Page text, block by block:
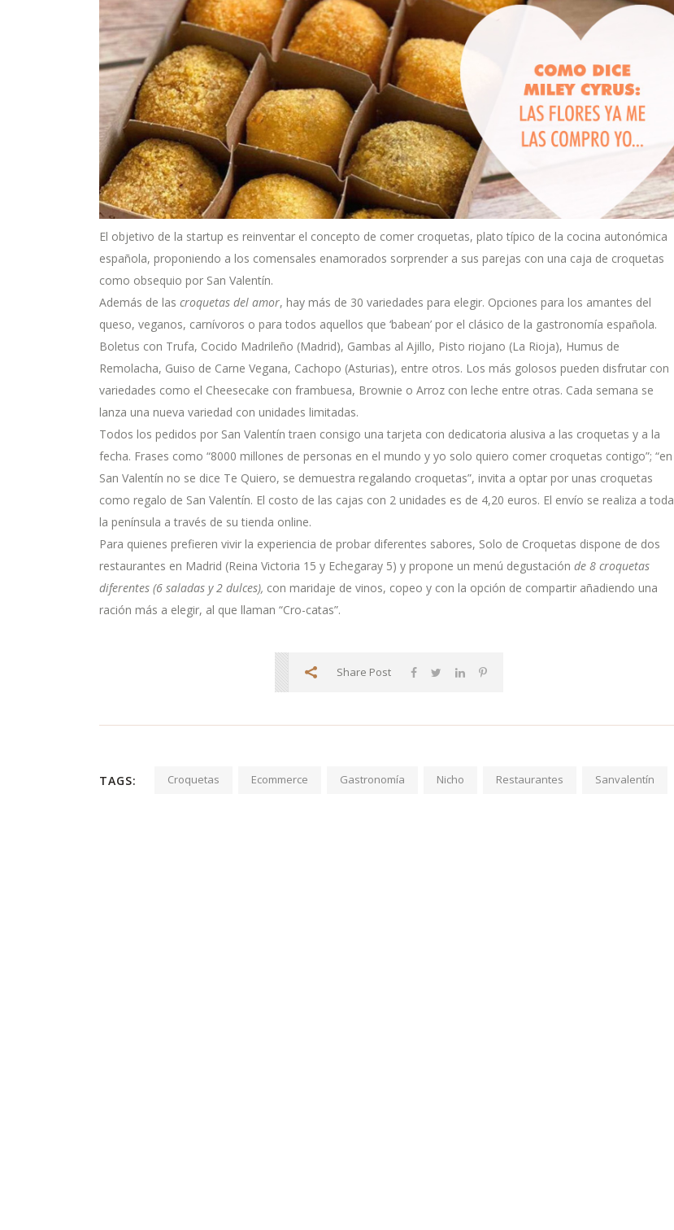
El objetivo de la startup es reinventar el concepto de comer croquetas, plato típico de la cocina autonómica
española, proponiendo a los comensales enamorados sorprender a sus parejas con una caja de croquetas
como obsequio por San Valentín.
Además de las croquetas del amor, hay más de 30 variedades para elegir. Opciones para los amantes del
queso, veganos, carnívoros o para todos aquellos que ‘babean’ por el clásico de la gastronomía española.
Boletus con Trufa, Cocido Madrileño (Madrid), Gambas al Ajillo, Pisto riojano (La Rioja), Humus de
Remolacha, Guiso de Carne Vegana, Cachopo (Asturias), entre otros. Los más golosos pueden disfrutar con
variedades como el Cheesecake con frambuesa, Brownie o Arroz con leche entre otras. Cada semana se
lanza una nueva variedad con unidades limitadas.
Todos los pedidos por San Valentín traen consigo una tarjeta con dedicatoria alusiva a las croquetas y a la
fecha. Frases como “8000 millones de personas en el mundo y yo solo quiero comer croquetas contigo”; “en
San Valentín no se dice Te Quiero, se demuestra regalando croquetas”, invita a optar por unas croquetas
como regalo de San Valentín. El costo de las cajas con 2 unidades es de 4,20 euros. El envío se realiza a toda
la península a través de su tienda online.
Para quienes prefieren vivir la experiencia de probar diferentes sabores, Solo de Croquetas dispone de dos
restaurantes en Madrid (Reina Victoria 15 y Echegaray 5) y propone un menú degustación de 8 croquetas
diferentes (6 saladas y 2 dulces), con maridaje de vinos, copeo y con la opción de compartir añadiendo una
ración más a elegir, al que llaman “Cro-catas”.
Share Post
TAGS: Croquetas Ecommerce Gastronomía Nicho Restaurantes Sanvalentín